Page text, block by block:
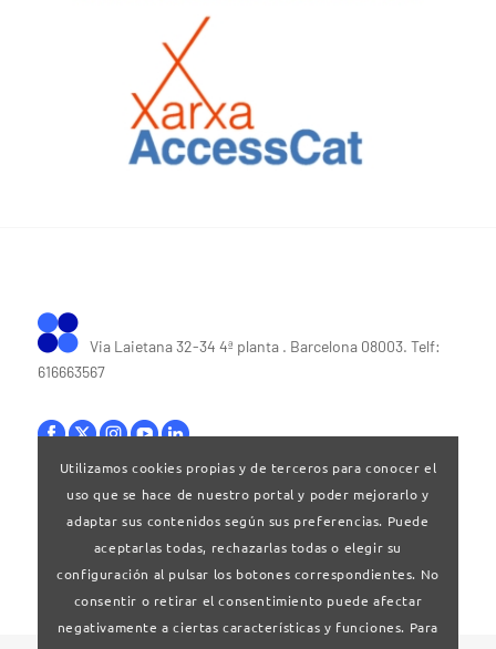
Via Laietana 32-34 4ª planta . Barcelona 08003. Telf:
616663567
Bases legales|Política de privacitat
Utilizamos cookies propias y de terceros para conocer el
uso que se hace de nuestro portal y poder mejorarlo y
adaptar sus contenidos según sus preferencias. Puede
aceptarlas todas, rechazarlas todas o elegir su
configuración al pulsar los botones correspondientes. No
consentir o retirar el consentimiento puede afectar
negativamente a ciertas características y funciones. Para